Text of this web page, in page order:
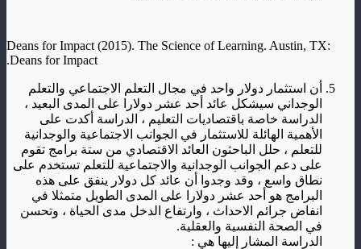
Deans for Impact (2015). The Science of Learning. Austin, TX:
Deans for Impact.
أن استثمار دولار واحد في مجال التعلم الاجتماعي والتعلم
الوجداني سيشكل عائد أحد عشر دولارا على المدى البعيد ،
الدراسة خاصة باقتصاديات التعليم ، الدراسة أكدت على
الأهمية الهائلة للاستثمار في الجوانب الاجتماعية والوجدانية
للتعلم ، حلل الباحثون العائد الاقتصادي من ستة برامج تقوم
على دعم الجوانب الوجدانية والاجتماعية للتعلم تستخدم على
نطاق واسع ، وقد وجدوا أن عائد كل دولار ينفق على هذه
البرامج هو أحد عشر دولارا على المدى الطويل متمثلا في
انفاض جرائم الاحداث ، وارتفاع الدخل مدى الحياة ، وتحسن
في الصحة النفسية والعقلية.
الدراسة المشار إليها هي :